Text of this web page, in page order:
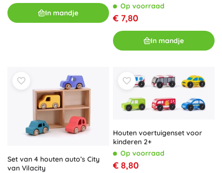
In mandje
Op voorraad
€ 7,80
In mandje
Set van 4 houten auto’s City
van Vilacity
Houten voertuigenset voor
kinderen 2+
Op voorraad
€ 8,80